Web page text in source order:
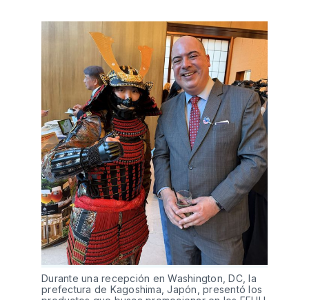
Durante una recepción en Washington, DC, la
prefectura de Kagoshima, Japón, presentó los